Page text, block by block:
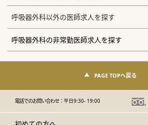
呼吸器外科以外の医師求人を探す
呼吸器外科の非常勤医師求人を探す
PAGE TOPへ戻る
電話でのお問い合わせ：平日9:30- 19:00